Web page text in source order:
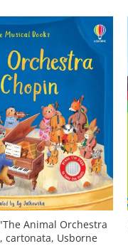
Animal Orchestra
cartonata, Usborne